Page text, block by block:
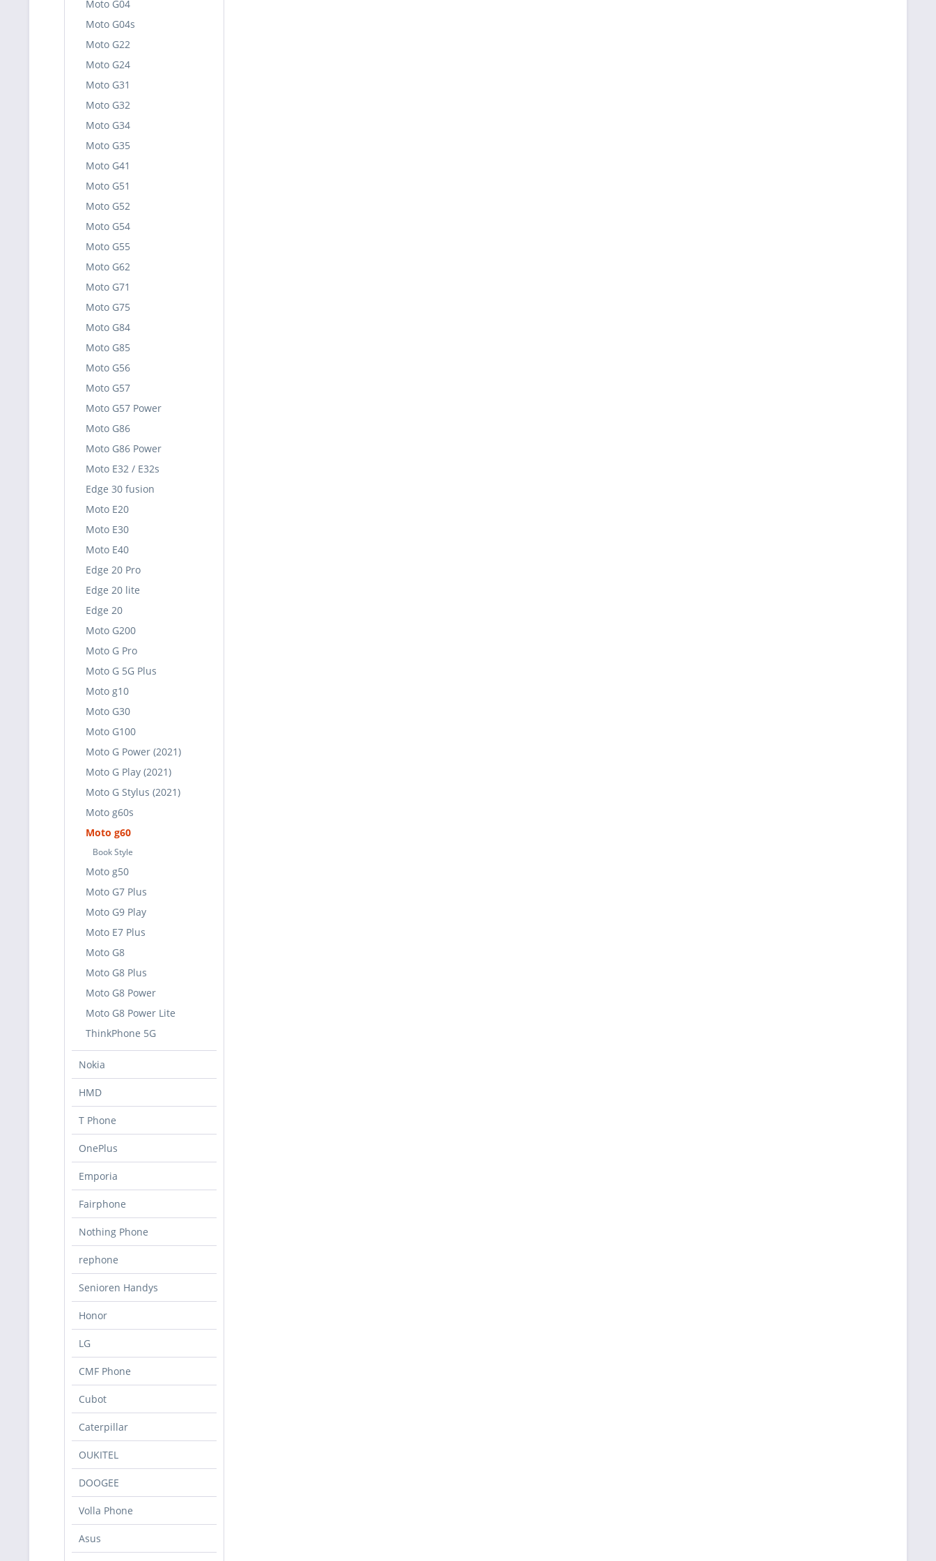
Moto G04
Moto G04s
Moto G22
Moto G24
Moto G31
Moto G32
Moto G34
Moto G35
Moto G41
Moto G51
Moto G52
Moto G54
Moto G55
Moto G62
Moto G71
Moto G75
Moto G84
Moto G85
Moto G56
Moto G57
Moto G57 Power
Moto G86
Moto G86 Power
Moto E32 / E32s
Edge 30 fusion
Moto E20
Moto E30
Moto E40
Edge 20 Pro
Edge 20 lite
Edge 20
Moto G200
Moto G Pro
Moto G 5G Plus
Moto g10
Moto G30
Moto G100
Moto G Power (2021)
Moto G Play (2021)
Moto G Stylus (2021)
Moto g60s
Moto g60
Book Style
Moto g50
Moto G7 Plus
Moto G9 Play
Moto E7 Plus
Moto G8
Moto G8 Plus
Moto G8 Power
Moto G8 Power Lite
ThinkPhone 5G
Nokia
HMD
T Phone
OnePlus
Emporia
Fairphone
Nothing Phone
rephone
Senioren Handys
Honor
LG
CMF Phone
Cubot
Caterpillar
OUKITEL
DOOGEE
Volla Phone
Asus